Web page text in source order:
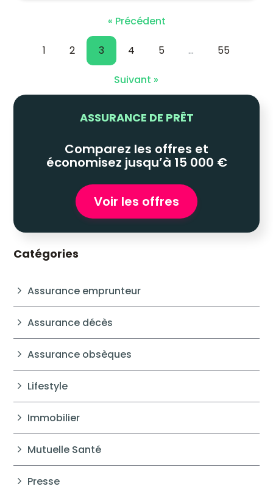
« Précédent
1 2 3 4 5 … 55
Suivant »
ASSURANCE DE PRÊT
Comparez les offres et
économisez jusqu’à 15 000 €
Voir les offres
Catégories
Assurance emprunteur
Assurance décès
Assurance obsèques
Lifestyle
Immobilier
Mutuelle Santé
Presse